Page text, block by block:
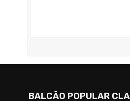
BALCÃO POPULAR